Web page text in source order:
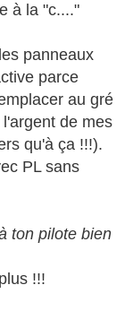
à la "c...."
panneaux
parce
au gré
de mes
qu'à ça !!!).
PL sans
ton pilote bien
!!!